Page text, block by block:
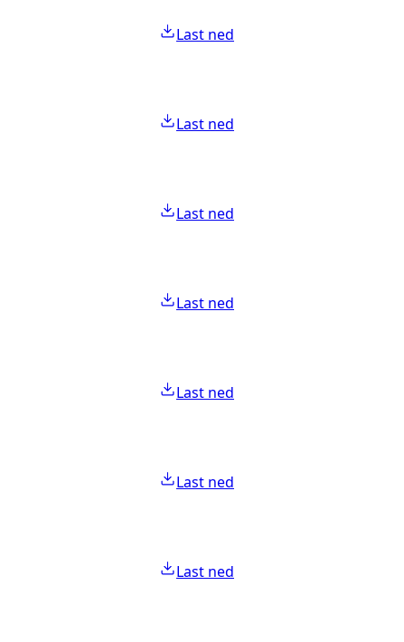
Last ned
Last ned
Last ned
Last ned
Last ned
Last ned
Last ned